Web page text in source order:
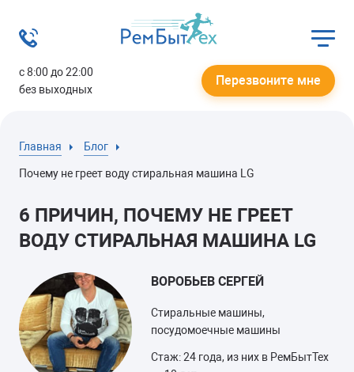
с 8:00 до 22:00
без выходных
Перезвоните мне
Главная Блог
Почему не греет воду стиральная машина LG
6 ПРИЧИН, ПОЧЕМУ НЕ ГРЕЕТ
ВОДУ СТИРАЛЬНАЯ МАШИНА LG
ВОРОБЬЕВ СЕРГЕЙ
Стиральные машины,
посудомоечные машины
Стаж: 24 года, из них в РемБытТех